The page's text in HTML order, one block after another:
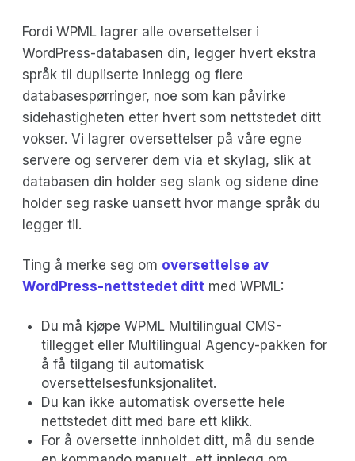
Fordi WPML lagrer alle oversettelser i
WordPress-databasen din, legger hvert ekstra
språk til dupliserte innlegg og flere
databasespørringer, noe som kan påvirke
sidehastigheten etter hvert som nettstedet ditt
vokser. Vi lagrer oversettelser på våre egne
servere og serverer dem via et skylag, slik at
databasen din holder seg slank og sidene dine
holder seg raske uansett hvor mange språk du
legger til.
Ting å merke seg om oversettelse av
WordPress-nettstedet ditt med WPML:
Du må kjøpe WPML Multilingual CMS-
tillegget eller Multilingual Agency-pakken for
å få tilgang til automatisk
oversettelsesfunksjonalitet.
Du kan ikke automatisk oversette hele
nettstedet ditt med bare ett klikk.
For å oversette innholdet ditt, må du sende